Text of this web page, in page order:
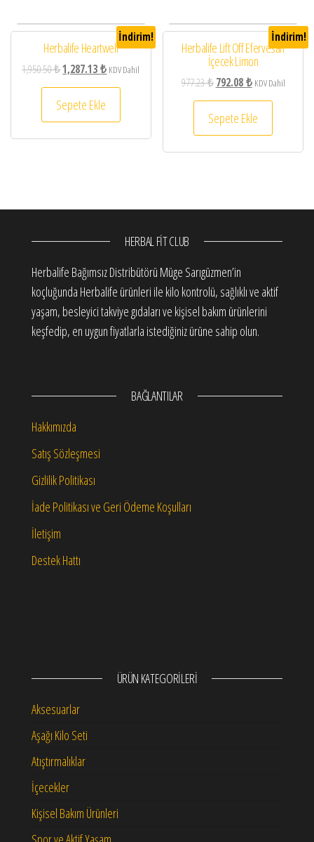
İndirim!
Herbalife Heartwell
1,950.50₺1,287.13₺ KDV Dahil
Sepete Ekle
İndirim!
Herbalife Lift Off Efervesan
İçecek Limon
977.23₺ 792.08₺ KDV Dahil
Sepete Ekle
HERBAL FIT CLUB
Herbalife Bağımsız Distribütörü Müge Sarıgüzmen’in
koçluğunda Herbalife ürünleri ile kilo kontrolü, sağlıklı ve aktif
yaşam, besleyici takviye gıdaları ve kişisel bakım ürünlerini
keşfedip, en uygun fiyatlarla istediğiniz ürüne sahip olun.
BAĞLANTILAR
Hakkımızda
Satış Sözleşmesi
Gizlilik Politikası
İade Politikası ve Geri Ödeme Koşulları
İletişim
Destek Hattı
ÜRÜN KATEGORILERI
Aksesuarlar
Aşağı Kilo Seti
Atıştırmalıklar
İçecekler
Kişisel Bakım Ürünleri